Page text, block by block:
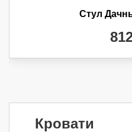
Стул
Кровати